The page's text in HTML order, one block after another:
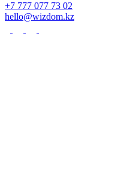
+7 777 077 73 02
hello@wizdom.kz